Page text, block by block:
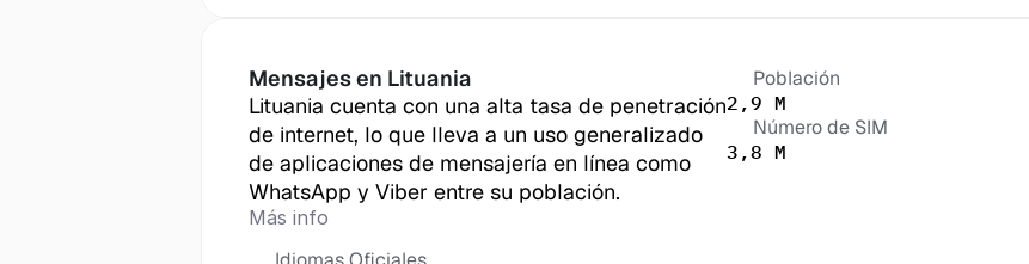
Mensajes en Lituania
Lituania cuenta con una alta tasa de penetración
de internet, lo que lleva a un uso generalizado
de aplicaciones de mensajería en línea como
WhatsApp y Viber entre su población.
Más info
Población
2,9 M
Número de SIM
3,8 M